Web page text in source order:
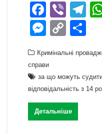
F
a
c
e
b
o
o
k
Vi
b
er
T
gr
a
m
M
ss
e
n
g
er
C
p
y
Li
n
k
ді
л
и
Кримінальні
справи
за що можуть судити
відповідальність з 14
Детальніше